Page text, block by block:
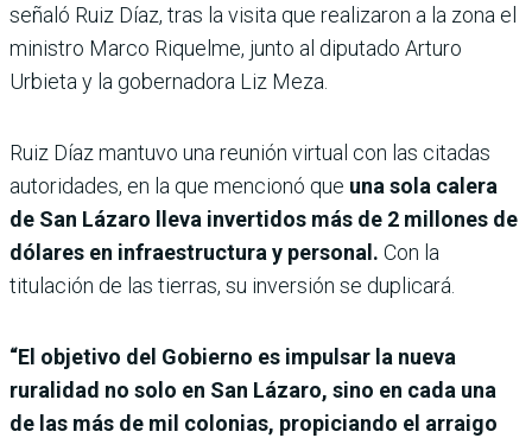
señaló Ruiz Díaz, tras la visita que realizaron a la zona el
ministro Marco Riquelme, junto al diputado Arturo
Urbieta y la gobernadora Liz Meza.
Ruiz Díaz mantuvo una reunión virtual con las citadas
autoridades, en la que mencionó que una sola calera
de San Lázaro lleva invertidos más de 2 millones de
dólares en infraestructura y personal. Con la
titulación de las tierras, su inversión se duplicará.
“El objetivo del Gobierno es impulsar la nueva
ruralidad no solo en San Lázaro, sino en cada una
de las más de mil colonias, propiciando el arraigo